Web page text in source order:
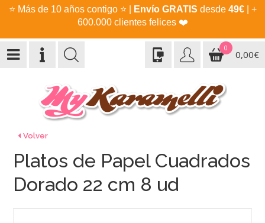
⭐ Más de 10 años contigo ⭐ Envío GRATIS desde 49€| +
600.000 clientes felices ❤️
0
0,00€
Volver
Platos de Papel Cuadrados
Dorado 22 cm 8 ud